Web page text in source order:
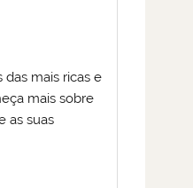
mais ricas e
mais sobre
as suas